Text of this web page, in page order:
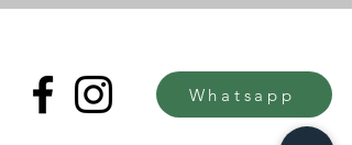
Whatsapp